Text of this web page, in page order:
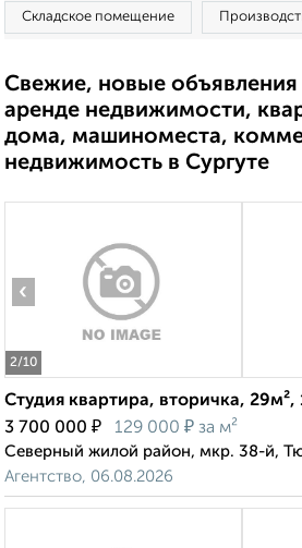
Складское помещение
Свежие, новые
аренде недвижимости,
дома, машиноместа,
недвижимость в Сургуте
2/10
‹
Студия квартира, вторичка, 29м²,
3 700 000 ₽ 129 000 ₽ за м²
Северный жилой район, мкр. 38-й,
Агентство, 06.08.2026